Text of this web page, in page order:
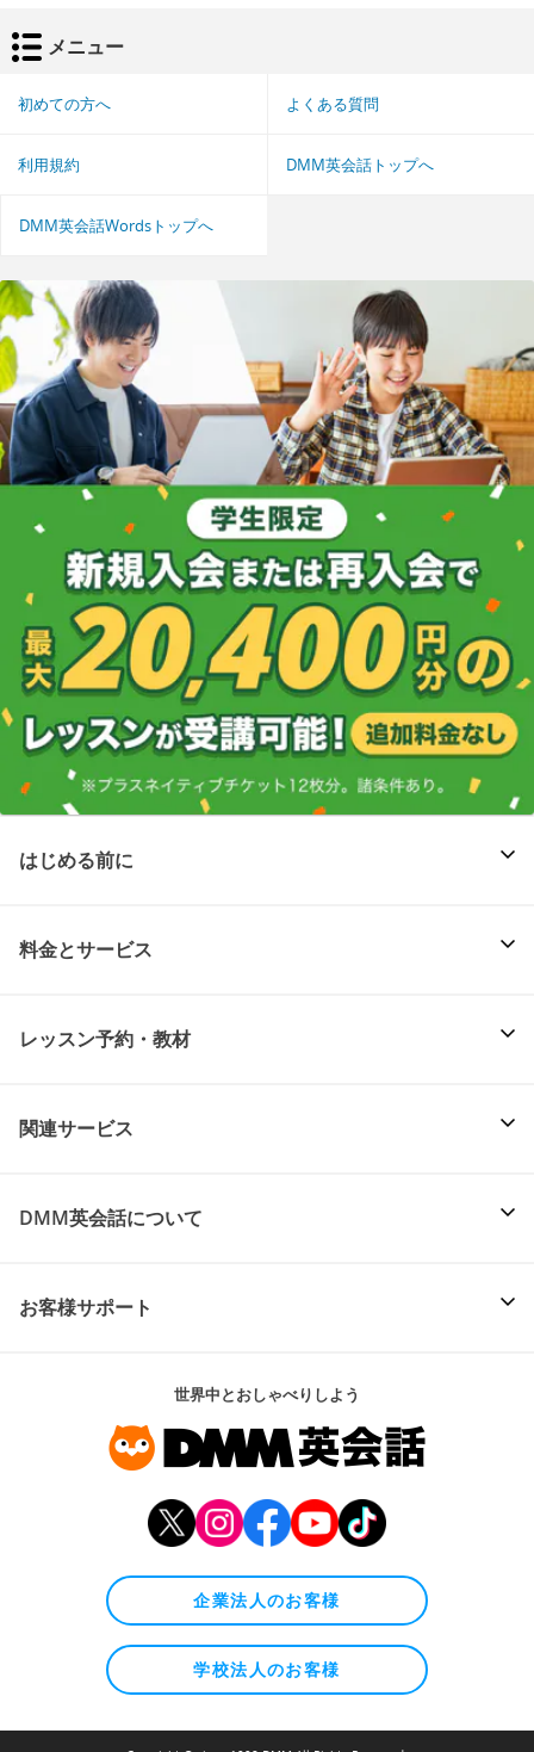
メニュー
初めての方へ よくある質問
利用規約 DMM英会話トップへ
DMM英会話Wordsトップへ
はじめる前に
料金とサービス
レッスン予約・教材
関連サービス
DMM英会話について
お客様サポート
世界中とおしゃべりしよう
企業法人のお客様
学校法人のお客様